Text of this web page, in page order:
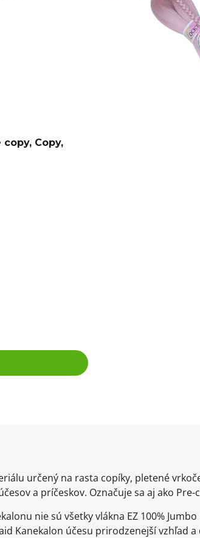
copy, Copy,
určený na rasta copíky, pletené
a príčeskov. Označuje sa aj ako
nie sú všetky vlákna EZ 100%
Kanekalon účesu prirodzenejší vzhľad
€0,60